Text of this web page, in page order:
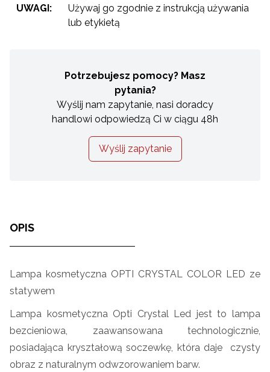
UWAGI:
Używaj go zgodnie z instrukcją używania
lub etykietą
Potrzebujesz pomocy? Masz
pytania?
Wyślij nam zapytanie, nasi doradcy
handlowi odpowiedzą Ci w ciągu 48h
Wyślij zapytanie
OPIS
Lampa kosmetyczna OPTI CRYSTAL COLOR LED ze
statywem
Lampa kosmetyczna Opti Crystal Led jest to lampa
bezcieniowa, zaawansowana technologicznie,
posiadająca kryształową soczewkę, która daje czysty
obraz z naturalnym odwzorowaniem barw.